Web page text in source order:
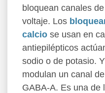
bloquean canales
voltaje. Los
calcio se usan en
antiepilépticos
sodio o de potasio.
modulan un canal
GABA-A. Es una de